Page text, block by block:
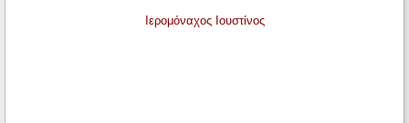
Ιερομόναχος Ιουστίνος